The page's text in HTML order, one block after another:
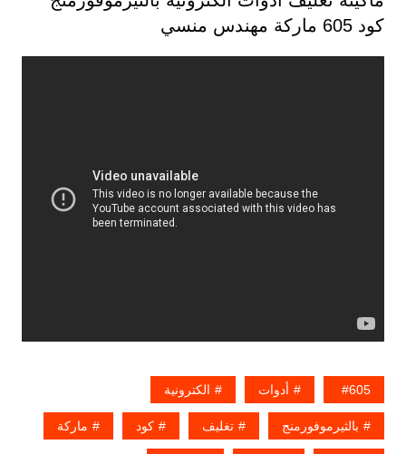
كود 605 ماركة مهندس منسي
605 أدوات الكترونية
بالثيرموفورمنج تغليف كود ماركة